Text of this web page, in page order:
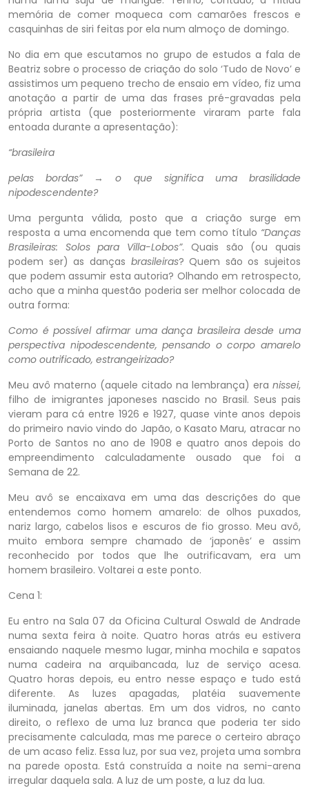
memória de comer moqueca com camarões frescos e
casquinhas de siri feitas por ela num almoço de domingo.
No dia em que escutamos no grupo de estudos a fala de
Beatriz sobre o processo de criação do solo ‘Tudo de Novo’ e
assistimos um pequeno trecho de ensaio em vídeo, fiz uma
anotação a partir de uma das frases pré-gravadas pela
própria artista (que posteriormente viraram parte fala
entoada durante a apresentação):
“brasileira
pelas bordas” → o que significa uma brasilidade
nipodescendente?
Uma pergunta válida, posto que a criação surge em
resposta a uma encomenda que tem como título “Danças
Brasileiras: Solos para Villa-Lobos”. Quais são (ou quais
podem ser) as danças brasileiras? Quem são os sujeitos
que podem assumir esta autoria? Olhando em retrospecto,
acho que a minha questão poderia ser melhor colocada de
outra forma:
Como é possível afirmar uma dança brasileira desde uma
perspectiva nipodescendente, pensando o corpo amarelo
como outrificado, estrangeirizado?
Meu avô materno (aquele citado na lembrança) era nissei,
filho de imigrantes japoneses nascido no Brasil. Seus pais
vieram para cá entre 1926 e 1927, quase vinte anos depois
do primeiro navio vindo do Japão, o Kasato Maru, atracar no
Porto de Santos no ano de 1908 e quatro anos depois do
empreendimento calculadamente ousado que foi a
Semana de 22.
Meu avô se encaixava em uma das descrições do que
entendemos como homem amarelo: de olhos puxados,
nariz largo, cabelos lisos e escuros de fio grosso. Meu avô,
muito embora sempre chamado de ‘japonês’ e assim
reconhecido por todos que lhe outrificavam, era um
homem brasileiro. Voltarei a este ponto.
Cena 1:
Eu entro na Sala 07 da Oficina Cultural Oswald de Andrade
numa sexta feira à noite. Quatro horas atrás eu estivera
ensaiando naquele mesmo lugar, minha mochila e sapatos
numa cadeira na arquibancada, luz de serviço acesa.
Quatro horas depois, eu entro nesse espaço e tudo está
diferente. As luzes apagadas, platéia suavemente
iluminada, janelas abertas. Em um dos vidros, no canto
direito, o reflexo de uma luz branca que poderia ter sido
precisamente calculada, mas me parece o certeiro abraço
de um acaso feliz. Essa luz, por sua vez, projeta uma sombra
na parede oposta. Está construída a noite na semi-arena
irregular daquela sala. A luz de um poste, a luz da lua.